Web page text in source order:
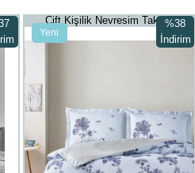
Çift Kişilik Nevresim Takımı%38
İndirim
Yeni